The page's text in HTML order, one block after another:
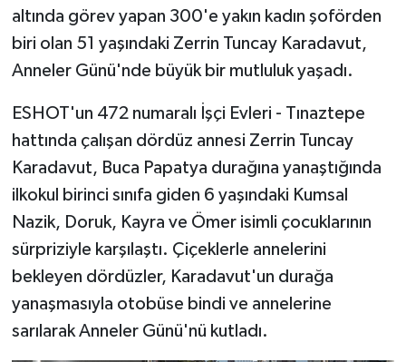
altında görev yapan 300'e yakın kadın şoförden
biri olan 51 yaşındaki Zerrin Tuncay Karadavut,
Anneler Günü'nde büyük bir mutluluk yaşadı.
ESHOT'un 472 numaralı İşçi Evleri - Tınaztepe
hattında çalışan dördüz annesi Zerrin Tuncay
Karadavut, Buca Papatya durağına yanaştığında
ilkokul birinci sınıfa giden 6 yaşındaki Kumsal
Nazik, Doruk, Kayra ve Ömer isimli çocuklarının
sürpriziyle karşılaştı. Çiçeklerle annelerini
bekleyen dördüzler, Karadavut'un durağa
yanaşmasıyla otobüse bindi ve annelerine
sarılarak Anneler Günü'nü kutladı.